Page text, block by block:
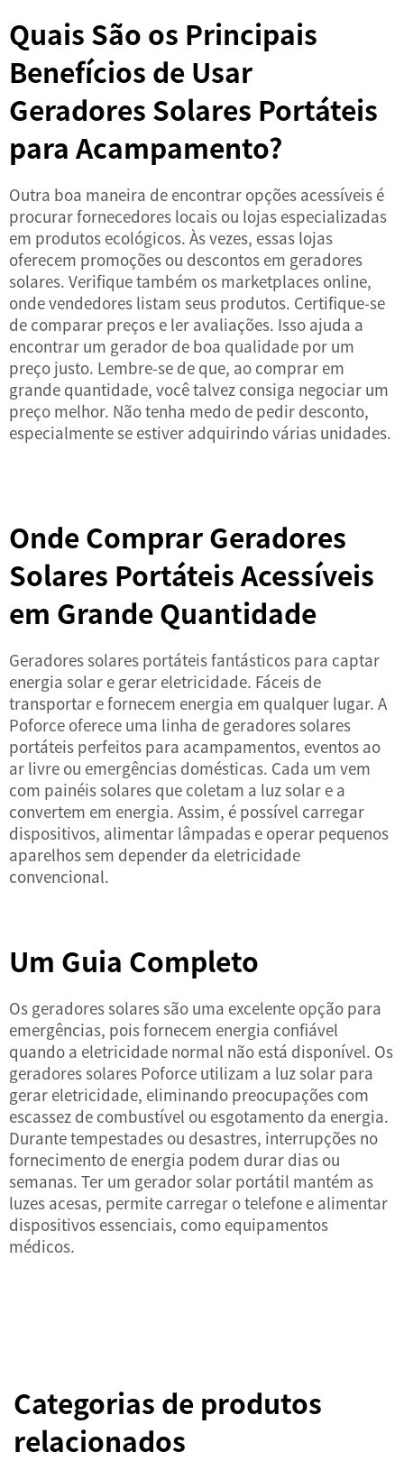
Quais São os Principais
Benefícios de Usar
Geradores Solares Portáteis
para Acampamento?
Outra boa maneira de encontrar opções acessíveis é
procurar fornecedores locais ou lojas especializadas
em produtos ecológicos. Às vezes, essas lojas
oferecem promoções ou descontos em geradores
solares. Verifique também os marketplaces online,
onde vendedores listam seus produtos. Certifique-se
de comparar preços e ler avaliações. Isso ajuda a
encontrar um gerador de boa qualidade por um
preço justo. Lembre-se de que, ao comprar em
grande quantidade, você talvez consiga negociar um
preço melhor. Não tenha medo de pedir desconto,
especialmente se estiver adquirindo várias unidades.
Onde Comprar Geradores
Solares Portáteis Acessíveis
em Grande Quantidade
Geradores solares portáteis fantásticos para captar
energia solar e gerar eletricidade. Fáceis de
transportar e fornecem energia em qualquer lugar. A
Poforce oferece uma linha de geradores solares
portáteis perfeitos para acampamentos, eventos ao
ar livre ou emergências domésticas. Cada um vem
com painéis solares que coletam a luz solar e a
convertem em energia. Assim, é possível carregar
dispositivos, alimentar lâmpadas e operar pequenos
aparelhos sem depender da eletricidade
convencional.
Um Guia Completo
Os geradores solares são uma excelente opção para
emergências, pois fornecem energia confiável
quando a eletricidade normal não está disponível. Os
geradores solares Poforce utilizam a luz solar para
gerar eletricidade, eliminando preocupações com
escassez de combustível ou esgotamento da energia.
Durante tempestades ou desastres, interrupções no
fornecimento de energia podem durar dias ou
semanas. Ter um gerador solar portátil mantém as
luzes acesas, permite carregar o telefone e alimentar
dispositivos essenciais, como equipamentos
médicos.
Categorias de produtos
relacionados